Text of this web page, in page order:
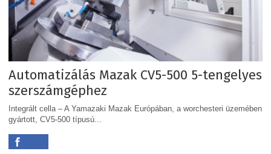
Automatizálás Mazak CV5-500 5-tengelyes
szerszámgéphez
Integrált cella – A Yamazaki Mazak Európában, a worchesteri üzemében
gyártott, CV5-500 típusú...